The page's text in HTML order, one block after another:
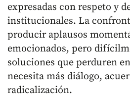
expresadas con respeto y
institucionales. La
producir aplausos
emocionados, pero
soluciones que perduren
necesita más diálogo,
radicalización.